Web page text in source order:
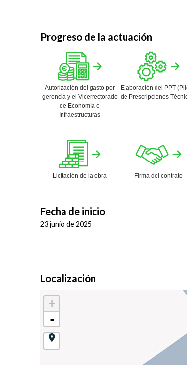
Progreso de la actuación
Autorización del gasto por
gerencia y el Vicerrectorado
de Economía e
Infraestructuras
Elaboración del PPT
de Prescripciones
Licitación de la obra Firma del contrato
Fecha de inicio
23 junio de 2025
Localización
+
-